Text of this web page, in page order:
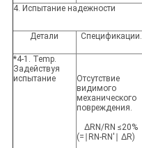
4. Испытание надежности
Детали Спецификации.
*4-1. Temp.
Задействуя
испытание
Отсутствие
видимого
механического
повреждения.
ΔRN/RN ≤20%
(=∣RN-RN'∣ ΔR)